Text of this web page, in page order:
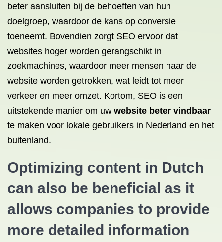
beter aansluiten bij de behoeften van hun
doelgroep, waardoor de kans op conversie
toeneemt. Bovendien zorgt SEO ervoor dat
websites hoger worden gerangschikt in
zoekmachines, waardoor meer mensen naar de
website worden getrokken, wat leidt tot meer
verkeer en meer omzet. Kortom, SEO is een
uitstekende manier om uw website beter vindbaar
te maken voor lokale gebruikers in Nederland en het
buitenland.
Optimizing content in Dutch
can also be beneficial as it
allows companies to provide
more detailed information